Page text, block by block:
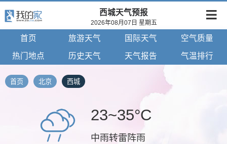
西城天气预报
2026年08月07日 星期五
首页 旅游天气 国际天气 空气质量
热门地点 历史天气 天气报告 气温排行
首页 北京 西城
23~35°C
中雨转雷阵雨